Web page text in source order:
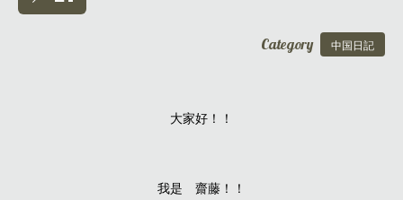
Category 中国日記
大家好！！
我是 齋藤！！